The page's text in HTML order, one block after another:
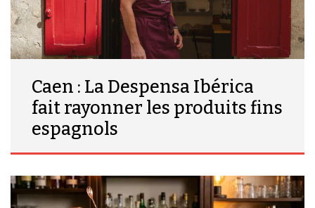
Caen : La Despensa Ibérica
fait rayonner les produits fins
espagnols